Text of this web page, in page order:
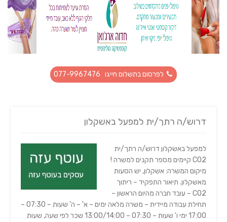
לפרסום בתשלום חייגו 077-9967476
דרוש/ה רתך/ית למפעל באשקלון
למפעל באשקלון דרוש/ה רתך/ית
CO2 קיימים מספר תקנים למשרה !
מיקום המשרה: אשקלון, יש הסעות
מאשקלון. תיאור התפקיד – ריתוך
CO2 – עובד חברה מהיום הראשון –
תחילת עבודה מיידית – משרה מלאה ימים – א' – ה' שעות – 07:30 –
17:00 ימי ו' שעות – 07:30 – 13:00/14:00 שכר לפי שעה, שעות